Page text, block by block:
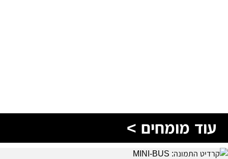
עוד מומחים >